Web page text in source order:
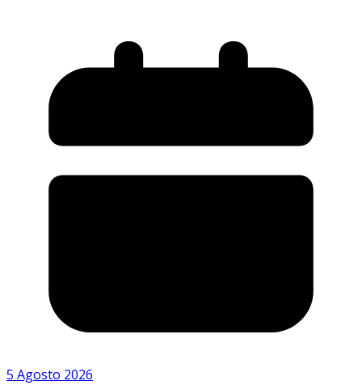
5 Agosto 2026